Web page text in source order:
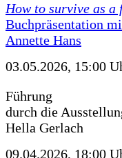
How to survive as a
Buchpräsentation
Annette Hans
03.05.2026, 15:00
Führung
durch die
Hella Gerlach
09.04.2026, 18:00